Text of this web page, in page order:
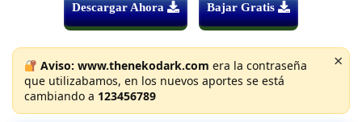
Descargar Ahora Bajar Gratis
Aviso: www.thenekodark.com era la contraseña
que utilizabamos, en los nuevos aportes se está
cambiando a 123456789
×